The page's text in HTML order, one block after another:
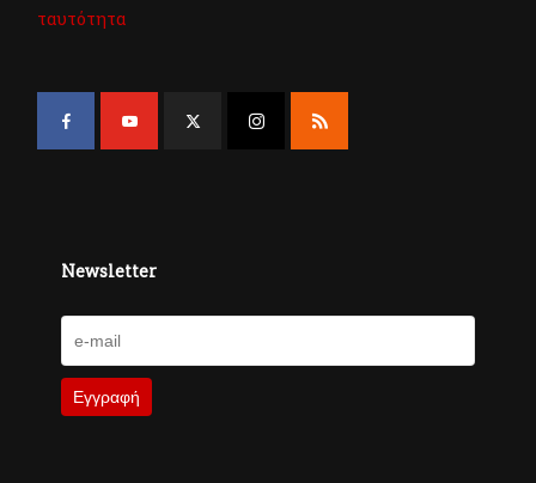
ταυτότητα
Newsletter